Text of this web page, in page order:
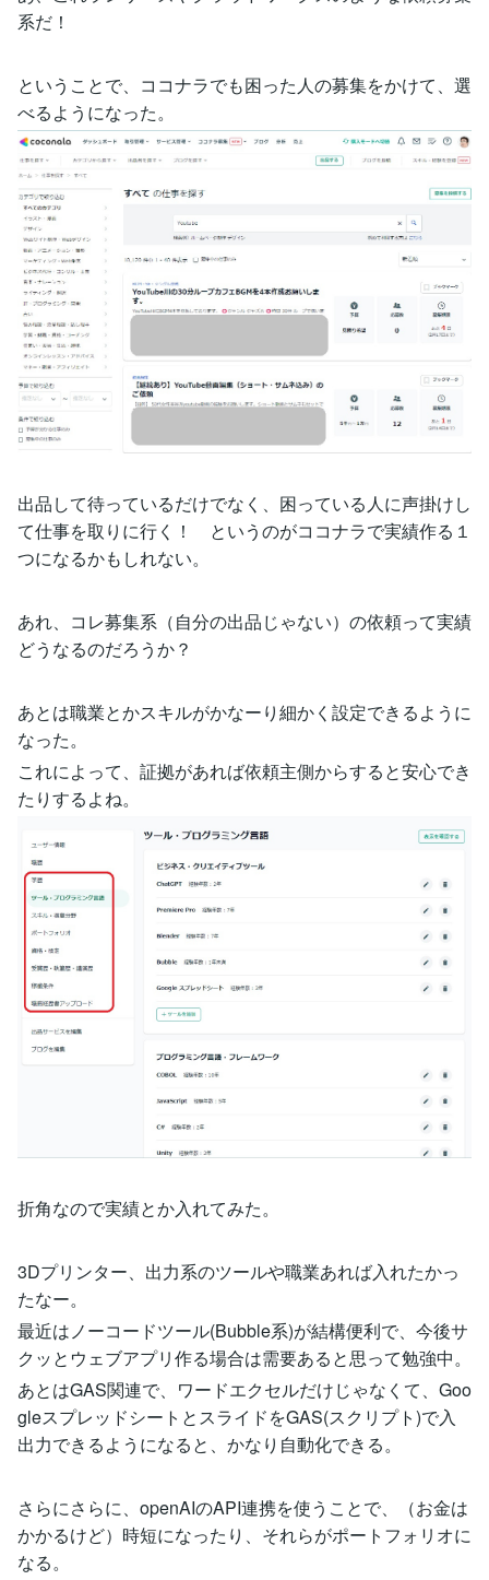
系だ！
ということで、ココナラでも困った人の募集をかけて、選
べるようになった。
出品して待っているだけでなく、困っている人に声掛けし
て仕事を取りに行く！ というのがココナラで実績作る１
つになるかもしれない。
あれ、コレ募集系（自分の出品じゃない）の依頼って実績
どうなるのだろうか？
あとは職業とかスキルがかなーり細かく設定できるように
なった。
これによって、証拠があれば依頼主側からすると安心でき
たりするよね。
折角なので実績とか入れてみた。
3Dプリンター、出力系のツールや職業あれば入れたかっ
たなー。
最近はノーコードツール(Bubble系)が結構便利で、今後サ
クッとウェブアプリ作る場合は需要あると思って勉強中。
あとはGAS関連で、ワードエクセルだけじゃなくて、Goo
gleスプレッドシートとスライドをGAS(スクリプト)で入
出力できるようになると、かなり自動化できる。
さらにさらに、openAIのAPI連携を使うことで、（お金は
かかるけど）時短になったり、それらがポートフォリオに
なる。